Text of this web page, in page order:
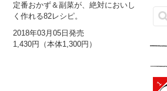
定番おかず＆副菜が、絶対においし
く作れる82レシピ。
2018年03月05日発売
1,430円（本体1,300円）
1